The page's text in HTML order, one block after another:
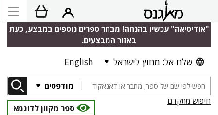
"אודיסיאה" עכשיו בהנחה! מבחר ספרים נוספים במבצע, כעת
באזור המבצעים.
שלח אל: מחוץ לישראל English
מודפסים
חיפוש מתקדם
ספר מקוון לדוגמא